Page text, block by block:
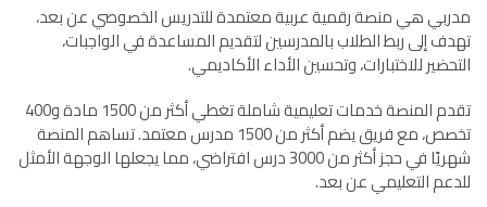
مدربي هي منصة رقمية عربية معتمدة للتدريس الخصوصي عن بعد،
تهدف إلى ربط الطلاب بالمدرسين لتقديم المساعدة في الواجبات،
التحضير للاختبارات، وتحسين الأداء الأكاديمي.
تقدم المنصة خدمات تعليمية شاملة تغطي أكثر من 1500 مادة و400
تخصص، مع فريق يضم أكثر من 1500 مدرس معتمد. تساهم المنصة
شهريًا في حجز أكثر من 3000 درس افتراضي، مما يجعلها الوجهة الأمثل
للدعم التعليمي عن بعد.